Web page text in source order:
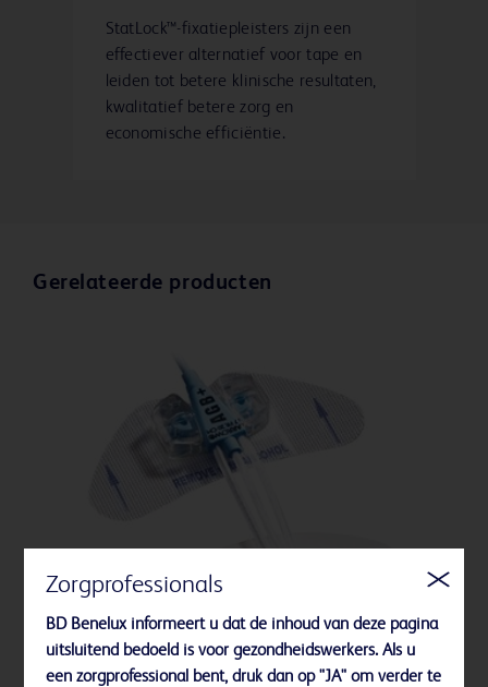
StatLock™-fixatiepleisters zijn een
effectiever alternatief voor tape en
leiden tot betere klinische resultaten,
kwalitatief betere zorg en
economische efficiëntie.
Gerelateerde producten
Zorgprofessionals
BD Benelux informeert u dat de inhoud van deze pagina
uitsluitend bedoeld is voor gezondheidswerkers. Als u
een zorgprofessional bent, druk dan op "JA" om verder te